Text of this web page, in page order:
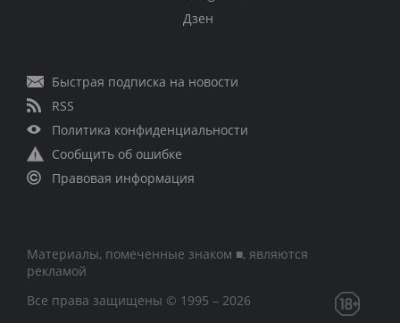
Дзен
Быстрая подписка на новости
RSS
Политика конфиденциальности
Сообщить об ошибке
Правовая информация
Материалы, помеченные знаком ■, являются
рекламой
Все права защищены © 1995 – 2026